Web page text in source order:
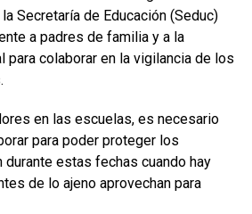
Secretaría de Educación (Seduc)
a padres de familia y a la
para colaborar en la vigilancia de los
en las escuelas, es necesario
para poder proteger los
durante estas fechas cuando hay
de lo ajeno aprovechan para